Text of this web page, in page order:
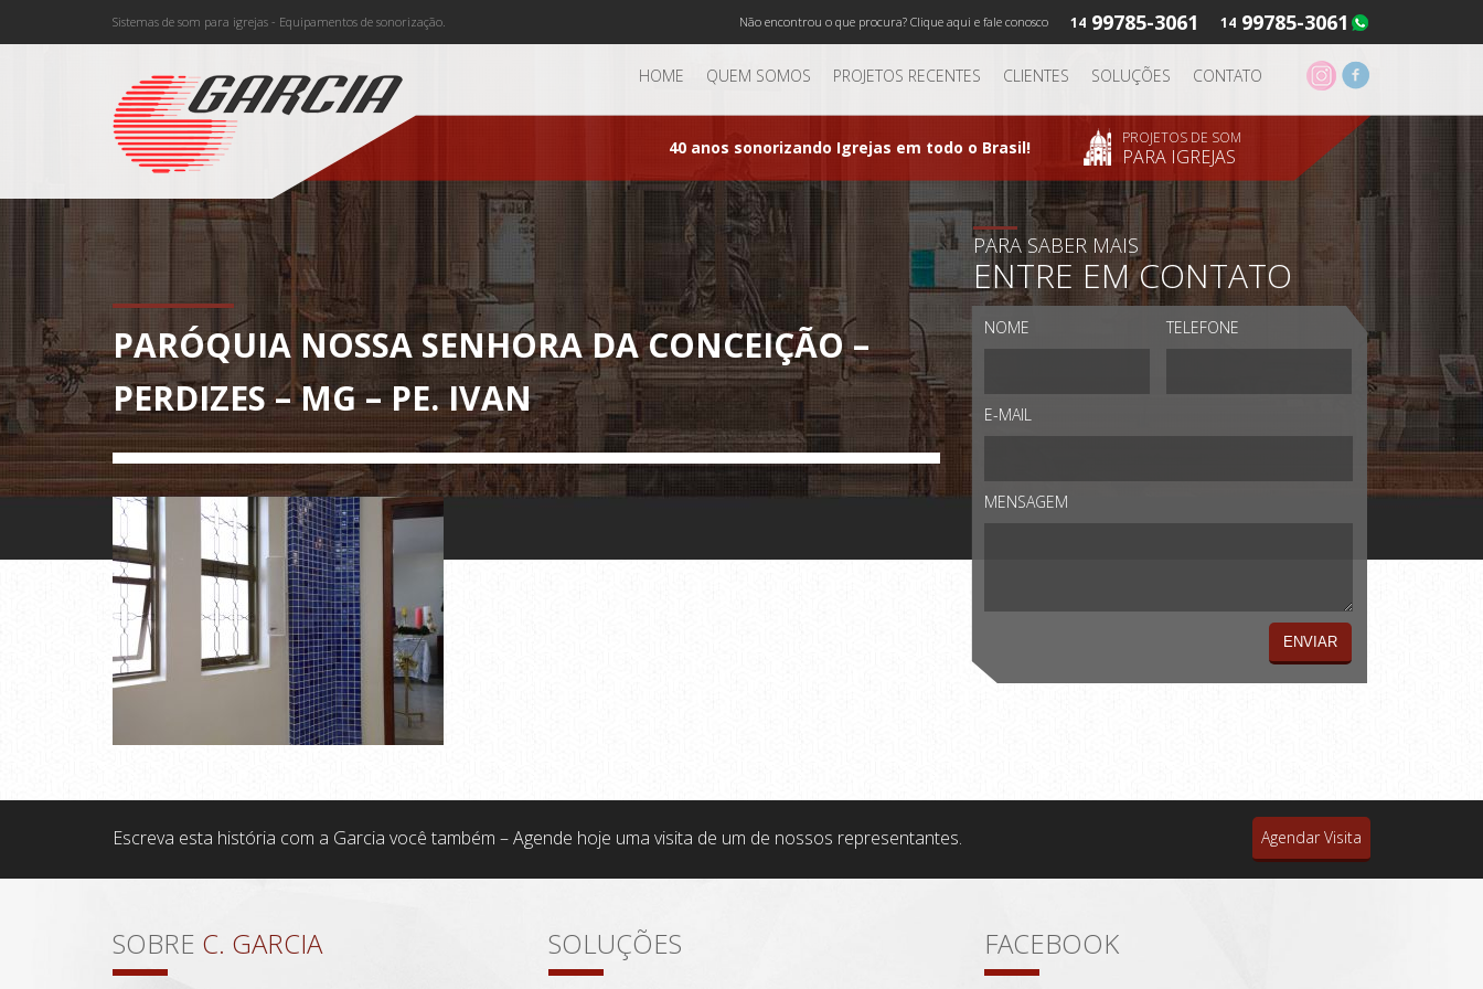
Sistemas de som para igrejas - Equipamentos de sonorização. 14 99785-3061
Não encontrou o que procura? Clique aqui e fale conosco 14 99785-3061
HOME QUEM SOMOS PROJETOS RECENTES CLIENTES SOLUÇÕES CONTATO
40 anos sonorizando Igrejas em todo o Brasil! PROJETOS DE SOM
PARA IGREJAS
PARÓQUIA NOSSA SENHORA DA CONCEIÇÃO –
PERDIZES – MG – PE. IVAN
PARA SABER MAIS
ENTRE EM CONTATO
NOME TELEFONE
E-MAIL
MENSAGEM
Escreva esta história com a Garcia você também – Agende hoje uma visita de um de nossos representantes. Agendar Visita
SOBRE C. GARCIA SOLUÇÕES FACEBOOK